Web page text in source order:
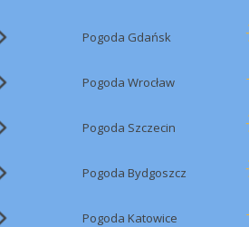
Pogoda Gdańsk
Pogoda Wrocław
Pogoda Szczecin
Pogoda Bydgoszcz
Pogoda Katowice